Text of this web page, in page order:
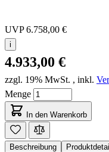
UVP6.758,00 €
i
4.933,00 €
zzgl. 19% MwSt. , inkl.
Menge
In den Warenkorb
Beschreibung